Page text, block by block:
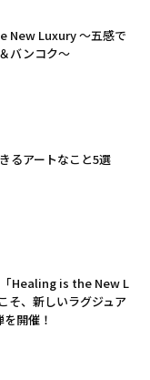
New Luxury ～五感で
バンコク～
るアートなこと5選
Healing is the New L
そ、新しいラグジュア
開催！